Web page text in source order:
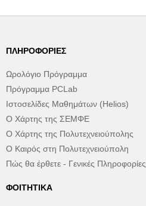
ΠΛΗΡΟΦΟΡΊΕΣ
Ωρολόγιο Πρόγραμμα
Πρόγραμμα PCLab
Ιστοσελίδες Μαθημάτων (Helios)
Ο Χάρτης της ΣΕΜΦΕ
Ο Χάρτης της Πολυτεχνειούπολης
Ο Καιρός στη Πολυτεχνειούπολη
Πώς θα έρθετε - Γενικές Πληροφορίες
ΦΟΙΤΗΤΙΚΆ